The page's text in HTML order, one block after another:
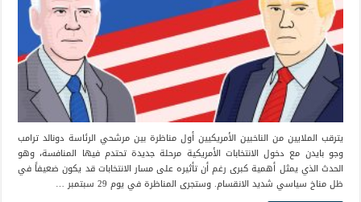
يترقب الملايين من الناخبين الأمريكيين أول مناظرة بين مرشحي الرئاسة دونالد ترامب
وجو بايدن مع دخول الانتخابات الأمريكية مرحلة جديدة تحتدم فيها المنافسة، وهو
الحدث الذي يمثل أهمية كبرى رغم أن تأثيره على مسار الانتخابات قد يكون ضعيفاً في
ظل مناخ سياسي شديد الانقسام. وستجرى المناظرة في يوم 29 سبتمبر …